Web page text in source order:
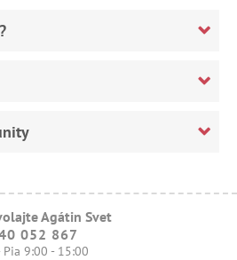
Agátin Svet
052 867
Pia 9:00 - 15:00